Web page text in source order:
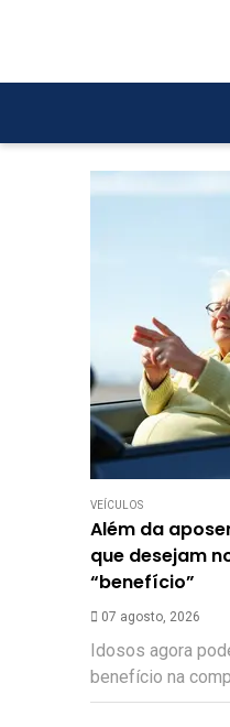
VEÍCULOS
Além da
que desejam
“benefício”
07 agosto, 2026
Idosos agora
benefício na